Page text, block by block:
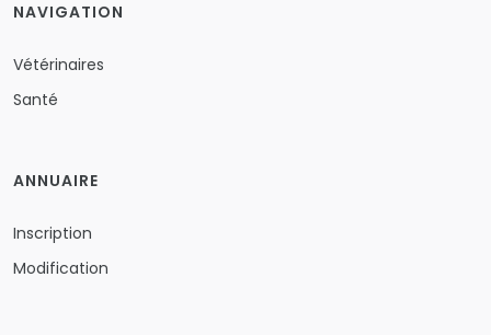
NAVIGATION
Vétérinaires
Santé
ANNUAIRE
Inscription
Modification